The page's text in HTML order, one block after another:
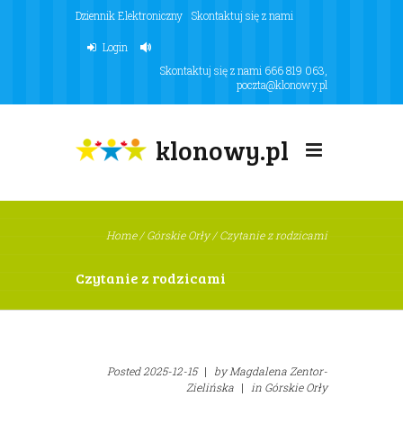
Dziennik Elektroniczny Skontaktuj się z nami
Login
Skontaktuj się z nami 666 819 063
poczta@klonowy.pl
klonowy.pl
Home/Górskie Orły/Czytanie z rodzicami
Czytanie z rodzicami
Posted2025-12-15 | byMagdalena Zentor-
Zielińska | in Górskie Orły